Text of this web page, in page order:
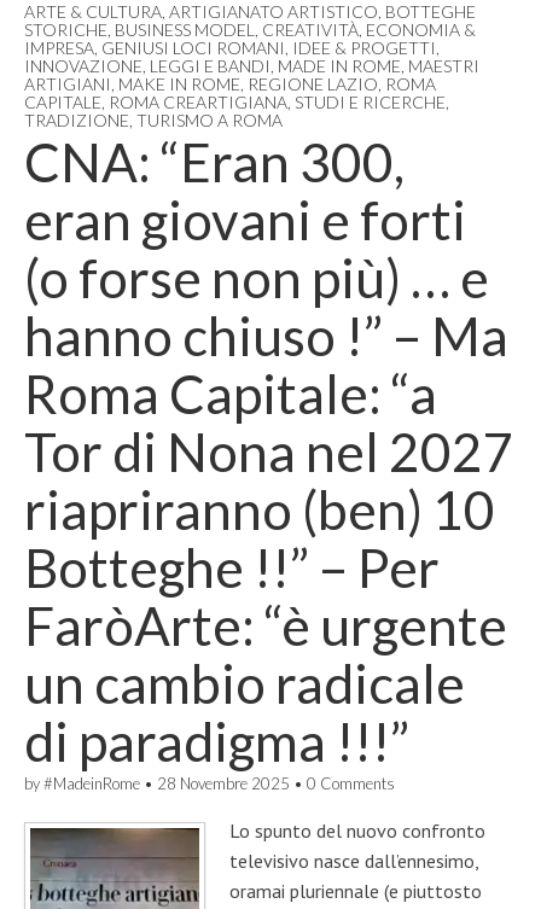
ARTE & CULTURA ARTIGIANATO ARTISTICO BOTTEGHE
STORICHE BUSINESS MODEL CREATIVITÀ ECONOMIA &
IMPRESA GENIUSI LOCI ROMANI IDEE & PROGETTI
INNOVAZIONE LEGGI E BANDI MADE IN ROME MAESTRI
ARTIGIANI MAKE IN ROME REGIONE LAZIO ROMA
CAPITALE ROMA CREARTIGIANA STUDI E RICERCHE
TRADIZIONE TURISMO A ROMA
CNA: “Eran 300,
eran giovani e forti
(o forse non più) … e
hanno chiuso !” – Ma
Roma Capitale: “a
Tor di Nona nel 2027
riapriranno (ben) 10
Botteghe !!” – Per
FaròArte: “è urgente
un cambio radicale
di paradigma !!!”
by#MadeinRome • 28 Novembre 2025 • 0 Comments
Lo spunto del nuovo confronto
televisivo nasce dall’ennesimo,
oramai pluriennale (e piuttosto